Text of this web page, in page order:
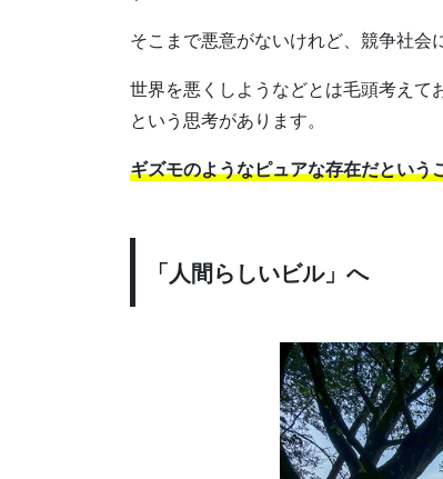
そこまで悪意がないけれど、競争社会
世界を悪くしようなどとは毛頭考えて
という思考があります。
ギズモのようなピュアな存在だという
「人間らしいビル」へ